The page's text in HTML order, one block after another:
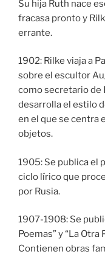
Su hija Ruth nace
fracasa pronto y
errante.
1902: Rilke viaja a
sobre el escultor
como secretario de
desarrolla el estilo
en el que se centra
objetos.
1905: Se publica el
ciclo lírico que
por Rusia.
1907-1908: Se
Poemas” y “La
Contienen obras